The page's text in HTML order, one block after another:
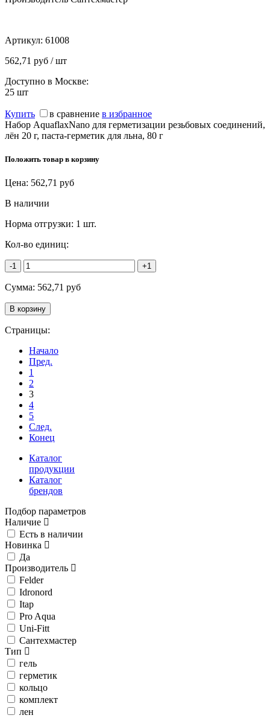
Артикул: 61008
562,71 руб / шт
Доступно в Москве:
25 шт
Купить в сравнение в избранное
Набор AquaflaxNano для герметизации резьбовых соединений,
лён 20 г, паста-герметик для льна, 80 г
Положить товар в корзину
Цена: 562,71 руб
В наличии
Норма отгрузки: 1 шт.
Кол-во единиц:
-1 +1
Сумма: 562,71 руб
Страницы:
Начало
Пред.
1
2
3
4
5
След.
Конец
Каталог
продукции
Каталог
брендов
Подбор параметров
Наличие
Есть в наличии
Новинка
Да
Производитель
Felder
Idronord
Itap
Pro Aqua
Uni-Fitt
Сантехмастер
Тип
гель
герметик
кольцо
комплект
лен